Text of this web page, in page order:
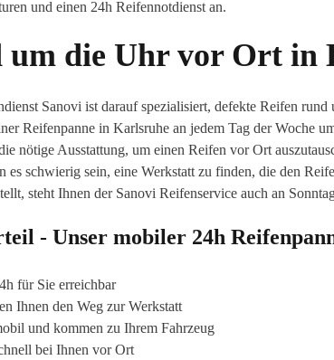
und einen 24h Reifennotdienst an.
um die Uhr vor Ort in
Sanovi ist darauf spezialisiert, defekte Reifen
Reifenpanne in Karlsruhe an jedem Tag der Woche
nötige Ausstattung, um einen Reifen vor Ort
es schwierig sein, eine Werkstatt zu finden, die den
steht Ihnen der Sanovi Reifenservice auch an
- Unser mobiler 24h
für Sie erreichbar
Ihnen den Weg zur Werkstatt
und kommen zu Ihrem Fahrzeug
bei Ihnen vor Ort